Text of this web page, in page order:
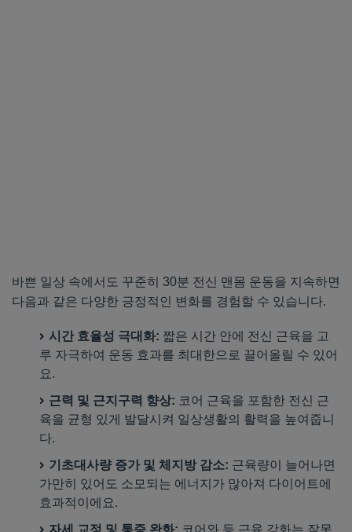
바쁜 일상 속에서도 꾸준히 30분 전신 맨몸 운동을 지속하면
다음과 같은 다양한 긍정적인 변화를 경험할 수 있습니다.
시간 효율성 극대화: 짧은 시간 안에 전신 근육을 고
루 자극하여 운동 효과를 최대한으로 끌어올릴 수 있어
요.
근력 및 근지구력 향상: 코어 근육을 포함한 전신 근
육을 균형 있게 발달시켜 일상생활의 활력을 높여줍니
다.
기초대사량 증가 및 체지방 감소: 근육량이 늘어나면
가만히 있어도 소모되는 에너지가 많아져 다이어트에
효과적이에요.
자세 교정 및 통증 완화: 코어와 등 근육 강화는 잘못